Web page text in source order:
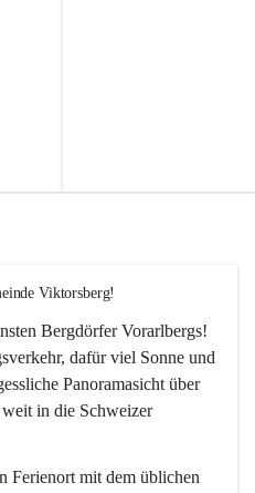
Viktorsberg!
Bergdörfer Vorarlbergs!
dafür viel Sonne und
Panoramasicht über
in die Schweizer
Ferienort mit dem üblichen